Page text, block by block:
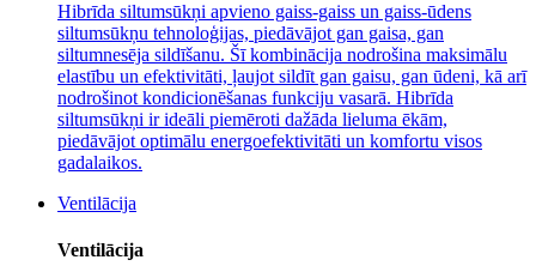
Hibrīda siltumsūkņi apvieno gaiss-gaiss un gaiss-ūdens
siltumsūkņu tehnoloģijas, piedāvājot gan gaisa, gan
siltumnesēja sildīšanu. Šī kombinācija nodrošina maksimālu
elastību un efektivitāti, ļaujot sildīt gan gaisu, gan ūdeni, kā arī
nodrošinot kondicionēšanas funkciju vasarā. Hibrīda
siltumsūkņi ir ideāli piemēroti dažāda lieluma ēkām,
piedāvājot optimālu energoefektivitāti un komfortu visos
gadalaikos.
Ventilācija
Ventilācija